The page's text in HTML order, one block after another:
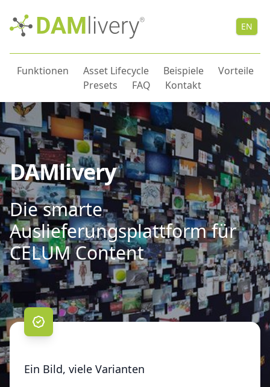
EN
Funktionen Asset Lifecycle Beispiele
Vorteile
Presets
FAQ Kontakt
DAMlivery
Die smarte
Auslieferungsplattform für
CELUM Content
Ein Bild, viele Varianten